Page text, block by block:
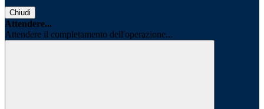
Chiudi
Attendere...
Attendere il completamento dell'operazione...